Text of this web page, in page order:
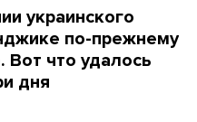
украинского
по-прежнему
Вот что удалось
дня